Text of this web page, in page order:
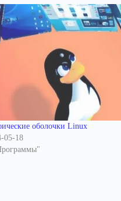
оболочки Linux
05-18